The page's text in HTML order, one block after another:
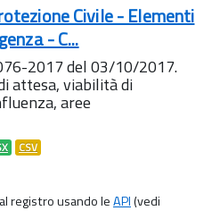
Civile - Elementi
- C...
2017 del 03/10/2017.
attesa, viabilità di
aree
CSV
registro usando leAPI(vedi